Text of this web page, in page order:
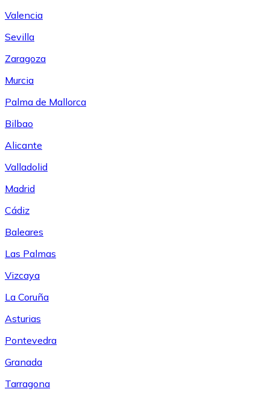
Valencia
Sevilla
Zaragoza
Murcia
Palma de Mallorca
Bilbao
Alicante
Valladolid
Madrid
Cádiz
Baleares
Las Palmas
Vizcaya
La Coruña
Asturias
Pontevedra
Granada
Tarragona